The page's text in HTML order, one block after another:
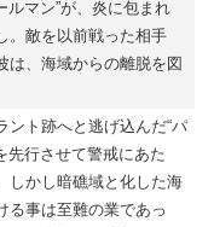
ルマン”が、炎に包まれ
。敵を以前戦った相手
、海域からの離脱を図
ント跡へと逃げ込んだ“パ
先行させて警戒にあた
しかし暗礁域と化した海
る事は至難の業であっ